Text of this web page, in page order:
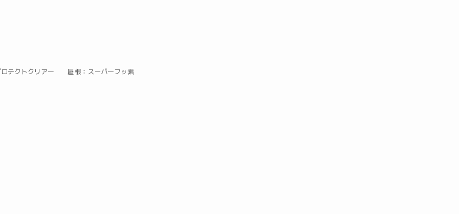
ロテクトクリアー 屋根：スーパーフッ素